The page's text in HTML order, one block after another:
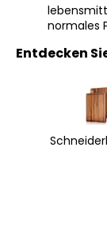
normales
Entdecken